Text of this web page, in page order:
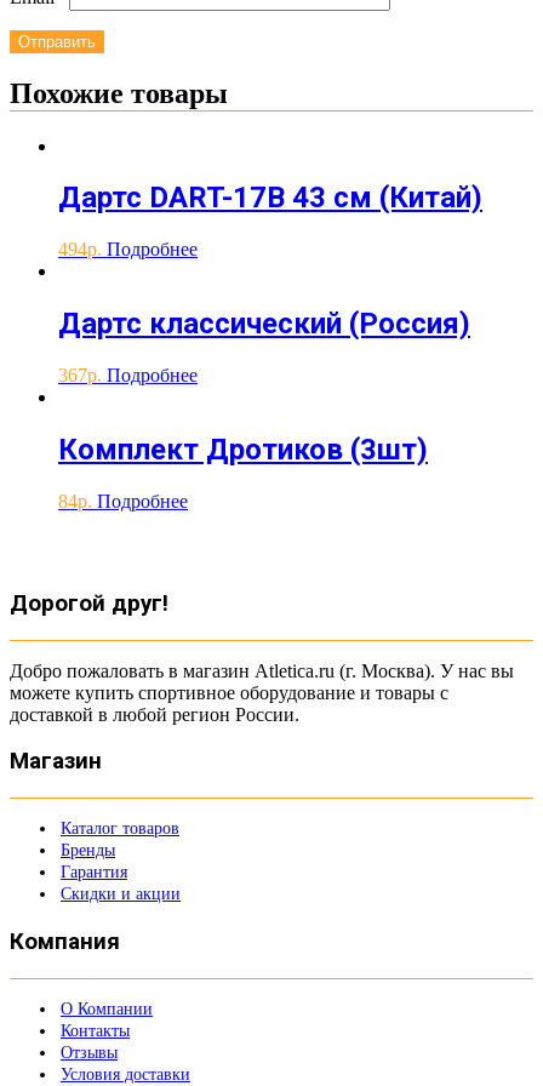
Похожие товары
Дартс DART-17B 43 см (Китай)
494 Подробнее
Дартс классический (Россия)
367 Подробнее
Комплект Дротиков (3шт)
84 Подробнее
Дорогой друг!
Добро пожаловать в магазин Atletica.ru (г. Москва). У нас вы
можете купить спортивное оборудование и товары с
доставкой в любой регион России.
Магазин
Каталог товаров
Бренды
Гарантия
Скидки и акции
Компания
О Компании
Контакты
Отзывы
Условия доставки